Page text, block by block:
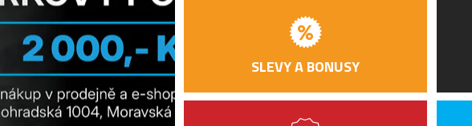
SLEVY A BONUSY